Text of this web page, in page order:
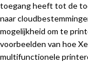
toegang heeft tot de
naar
mogelijkheid om te
voorbeelden van hoe
multifunctionele